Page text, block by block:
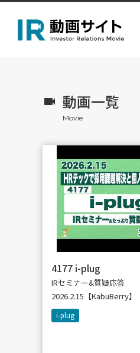
動画一覧
4177 i-plug
IRセミナー&質疑応答
2026.2.15【KabuBerry】
i-plug